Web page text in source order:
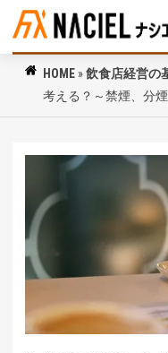
HOME »飲食店経営の
考える？～禁煙、分